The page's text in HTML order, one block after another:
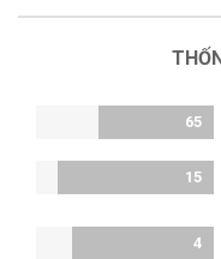
65
15
4